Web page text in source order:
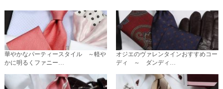
華やかなパーティースタイル ～軽や
かに明るくファニー…
オジエのヴァレンタインおすすめコー
ディ ～ ダンディ…